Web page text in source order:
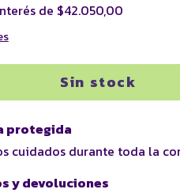
de $42.050,00
protegida
cuidados durante toda la
y devoluciones